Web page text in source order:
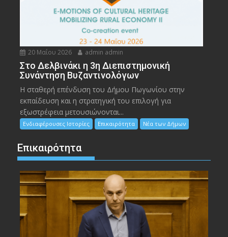
20 Μαΐου 2026 admin admin
Στο Δελβινάκι η 3η Διεπιστημονική
Συνάντηση Βυζαντινολόγων
Η σταθερή επένδυση του Δήμου Πωγωνίου στην
εκπαίδευση και η στρατηγική του επιλογή για
εξωστρέφεια μετουσιώνονται...
Ενδιαφέρουσες Ιστορίες Επικαιρότητα Νέα των Δήμων
Επικαιρότητα